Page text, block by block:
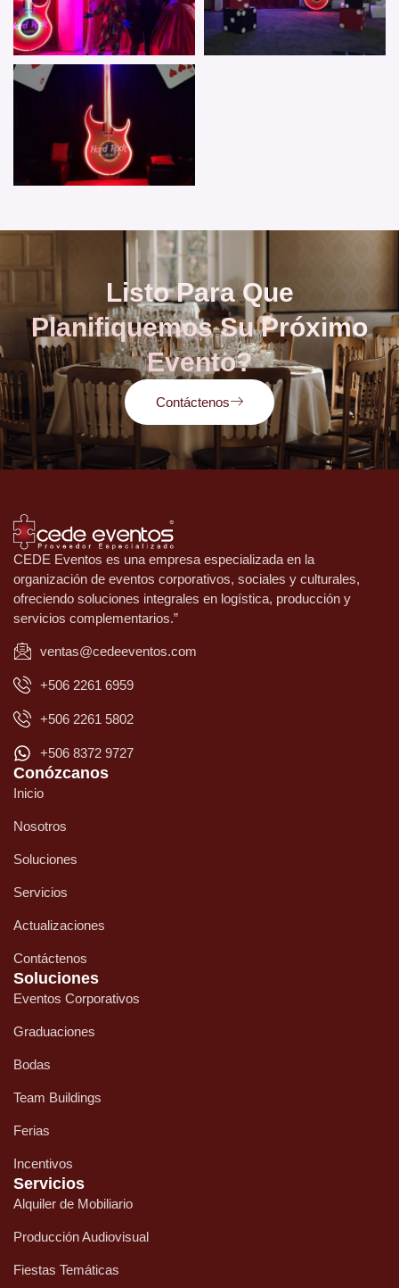
Listo Para Que
Planifiquemos Su Próximo
Evento?
Contáctenos
CEDE Eventos es una empresa especializada en la
organización de eventos corporativos, sociales y culturales,
ofreciendo soluciones integrales en logística, producción y
servicios complementarios.”
ventas@cedeeventos.com
+506 2261 6959
+506 2261 5802
+506 8372 9727
Conózcanos
Inicio
Nosotros
Soluciones
Servicios
Actualizaciones
Contáctenos
Soluciones
Eventos Corporativos
Graduaciones
Bodas
Team Buildings
Ferias
Incentivos
Servicios
Alquiler de Mobiliario
Producción Audiovisual
Fiestas Temáticas